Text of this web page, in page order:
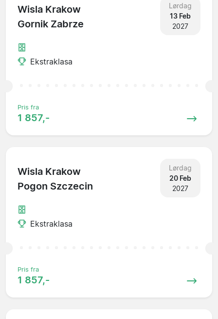
Wisla Krakow
Gornik Zabrze
Lørdag
13 Feb
2027
Ekstraklasa
Pris fra
1 857,-
Wisla Krakow
Pogon Szczecin
Lørdag
20 Feb
2027
Ekstraklasa
Pris fra
1 857,-